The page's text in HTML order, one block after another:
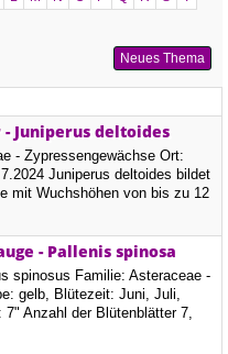
Neues Thema
Juniperus deltoides
- Zypressengewächse Ort:
Juniperus deltoides bildet
mit Wuchshöhen von bis zu 12
Kronen. Die Blätter
- Pallenis spinosa
spinosus Familie: Asteraceae -
gelb, Blütezeit: Juni, Juli,
Anzahl der Blütenblätter 7,
Das Stechende